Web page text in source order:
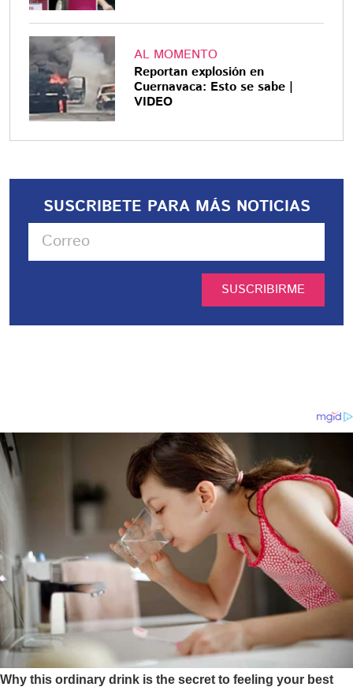
AL MOMENTO
Reportan explosión en
Cuernavaca: Esto se sabe |
VIDEO
SUSCRIBETE PARA MÁS NOTICIAS
SUSCRIBIRME